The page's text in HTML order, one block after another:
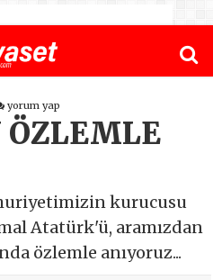
yorum yap
ÖZLEMLE
kurucusu
Atatürk'ü, aramızdan
özlemle anıyoruz...